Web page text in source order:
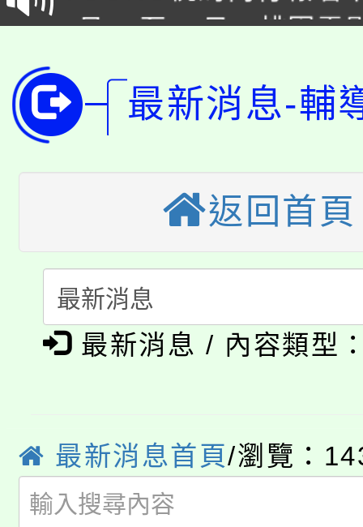
局官網。
8月14至27日，桃園電
田徑場及游泳池舉行。
桃園市低收入戶享有免
視費優惠，中低收入戶
半價優惠，詳情可洽有
大園自造教育及科技中
大溪自造教育及科技中
份教師研習
淨零綠生活教案入校路
會
115年食農教育專業人
程
「本色祭」8/29、30在
場熱烈登場!
8/21下午1時於龍潭區
開!
115年桃園市運動會8/
田徑場及游泳池舉行。
桃園市低收入戶享有免
最新消息-輔
返回首頁
最新消息 / 內容類型
最新消息首頁/瀏覽：